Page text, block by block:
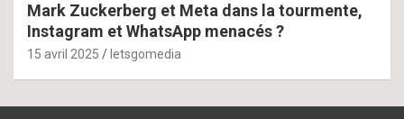
Mark Zuckerberg et Meta dans la tourmente,
Instagram et WhatsApp menacés ?
15 avril 2025 letsgomedia